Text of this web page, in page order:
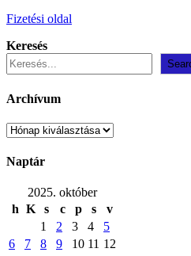
Fizetési oldal
Keresés
Archívum
Archívum
Naptár
2025. október
h K s c p s
v
1
2 3 4
5
6
7 8 9 10 11 12